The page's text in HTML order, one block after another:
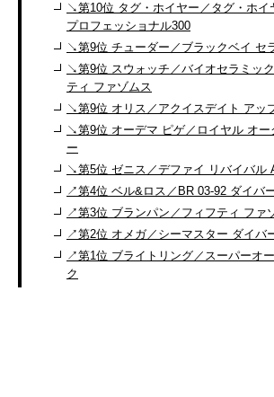
↘︎第10位 タグ・ホイヤー／タグ・ホイ
プロフェッショナル300
↘︎第9位 チューダー／ブラックベイ セ
↘︎第9位 スウォッチ／バイオセラミッ
ティ ファゾムス
↘︎第9位 オリス／アクイスデイト アッ
↘︎第9位 オーデマ ピゲ／ロイヤル オー
ー
↘︎第5位 ゼニス／デファイ リバイバル
↗︎第4位 ベル&ロス／BR 03-92 ダイバ
↗︎第3位 ブランパン／フィフティ ファ
↗︎第2位 オメガ／シーマスター ダイバ
↗︎第1位 ブライトリング／スーパーオ
ク